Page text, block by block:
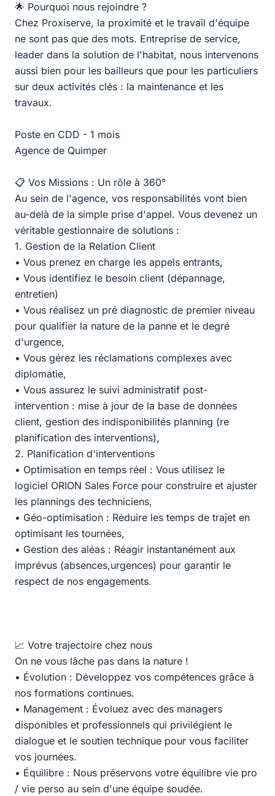
🌟 Pourquoi nous rejoindre ?
Chez Proxiserve, la proximité et le travail d'équipe
ne sont pas que des mots. Entreprise de service,
leader dans la solution de l'habitat, nous intervenons
aussi bien pour les bailleurs que pour les particuliers
sur deux activités clés : la maintenance et les
travaux.
Poste en CDD - 1 mois
Agence de Quimper
📋 Vos Missions : Un rôle à 360°
Au sein de l'agence, vos responsabilités vont bien
au-delà de la simple prise d'appel. Vous devenez un
véritable gestionnaire de solutions :
1. Gestion de la Relation Client
• Vous prenez en charge les appels entrants,
• Vous identifiez le besoin client (dépannage,
entretien)
• Vous réalisez un pré diagnostic de premier niveau
pour qualifier la nature de la panne et le degré
d'urgence,
• Vous gérez les réclamations complexes avec
diplomatie,
• Vous assurez le suivi administratif post-
intervention : mise à jour de la base de données
client, gestion des indisponibilités planning (re
planification des interventions),
2. Planification d'interventions
• Optimisation en temps réel : Vous utilisez le
logiciel ORION Sales Force pour construire et ajuster
les plannings des techniciens,
• Géo-optimisation : Réduire les temps de trajet en
optimisant les tournées,
• Gestion des aléas : Réagir instantanément aux
imprévus (absences,urgences) pour garantir le
respect de nos engagements.
📈 Votre trajectoire chez nous
On ne vous lâche pas dans la nature !
• Évolution : Développez vos compétences grâce à
nos formations continues.
• Management : Évoluez avec des managers
disponibles et professionnels qui privilégient le
dialogue et le soutien technique pour vous faciliter
vos journées.
• Équilibre : Nous préservons votre équilibre vie pro
/ vie perso au sein d'une équipe soudée.